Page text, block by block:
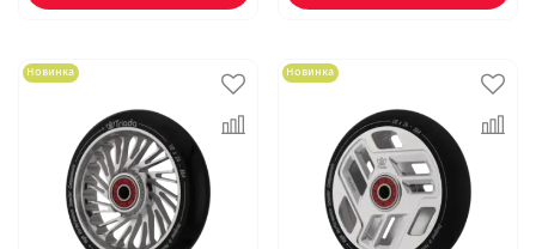
Новинка Новинка